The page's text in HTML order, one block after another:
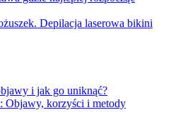
Depilacja laserowa bikini
i jak go uniknąć?
Objawy, korzyści i metody